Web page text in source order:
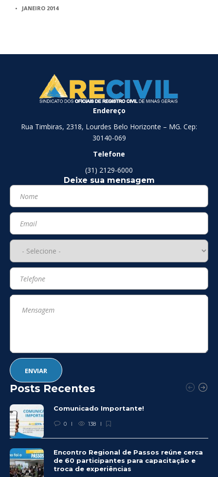
JANEIRO 2014
Endereço
Rua Timbiras, 2318, Lourdes Belo Horizonte – MG. Cep:
30140-069
Telefone
(31) 2129-6000
Deixe sua mensagem
Posts Recentes
Comunicado Importante!
0 138
Encontro Regional de Passos reúne cerca
de 60 participantes para capacitação e
troca de experiências